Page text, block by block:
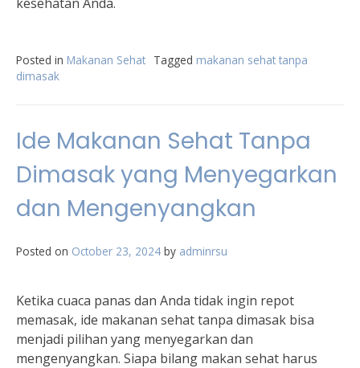
Posted in Makanan Sehat Tagged makanan sehat tanpa
dimasak
Ide Makanan Sehat Tanpa
Dimasak yang Menyegarkan
dan Mengenyangkan
Posted on October 23, 2024 by adminrsu
Ketika cuaca panas dan Anda tidak ingin repot
memasak, ide makanan sehat tanpa dimasak bisa
menjadi pilihan yang menyegarkan dan
mengenyangkan. Siapa bilang makan sehat harus